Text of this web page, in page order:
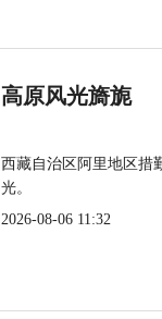
高原风光旖旎
西藏自治区阿里地区措
光。
2026-08-06 11:32